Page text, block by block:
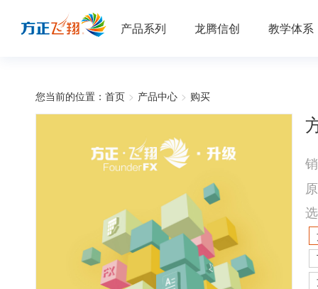
产品系列 龙腾信创 教学体系
您当前的位置： 首页 > 产品中心 > 购买